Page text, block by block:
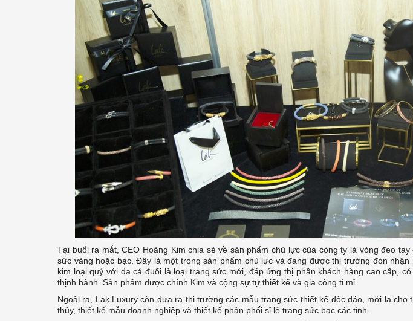
Tại buổi ra mắt, CEO Hoàng Kim chia sẻ về sản phẩm chủ lực của công ty là vòng đeo
sức vàng hoặc bạc. Đây là một trong sản phẩm chủ lực và đang được thị trường đón
kim loại quý với da cá đuối là loại trang sức mới, đáp ứng thị phần khách hàng cao cấp,
thịnh hành. Sản phẩm được chính Kim và cộng sự tự thiết kế và gia công tỉ mỉ.
Ngoài ra, Lak Luxury còn đưa ra thị trường các mẫu trang sức thiết kế độc đáo, mới lạ cho
thủy, thiết kế mẫu doanh nghiệp và thiết kế phân phối sỉ lẻ trang sức bạc các tỉnh.